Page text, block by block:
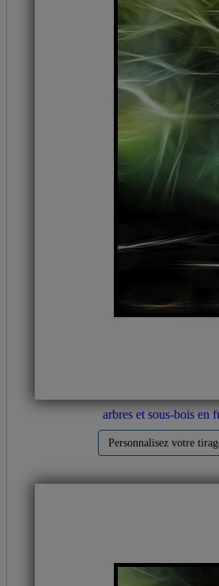
arbres et sous-bois en
Personnalisez votre